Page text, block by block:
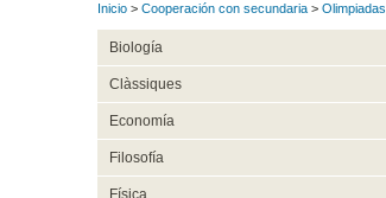
Inicio > Cooperación con secundaria > Olimpiadas
Biología
Clàssiques
Economía
Filosofía
Física